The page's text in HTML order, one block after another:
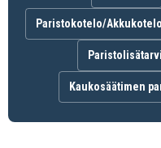
:
5012LC (Varta)
CR1220-1W
(Varta)
ECR1220 (Varta)
Paristokotelo/Akkukotelo
Kaukosäätimen